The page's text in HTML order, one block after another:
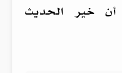
أن خير الحديث